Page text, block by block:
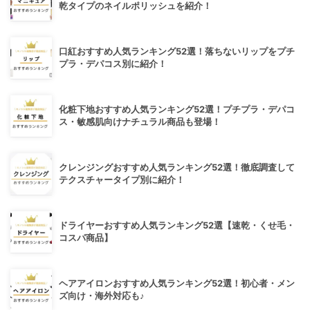
乾タイプのネイルポリッシュを紹介！
口紅おすすめ人気ランキング52選！落ちないリップをプチ
プラ・デパコス別に紹介！
化粧下地おすすめ人気ランキング52選！プチプラ・デパコ
ス・敏感肌向けナチュラル商品も登場！
クレンジングおすすめ人気ランキング52選！徹底調査して
テクスチャータイプ別に紹介！
ドライヤーおすすめ人気ランキング52選【速乾・くせ毛・
コスパ商品】
ヘアアイロンおすすめ人気ランキング52選！初心者・メン
ズ向け・海外対応も♪